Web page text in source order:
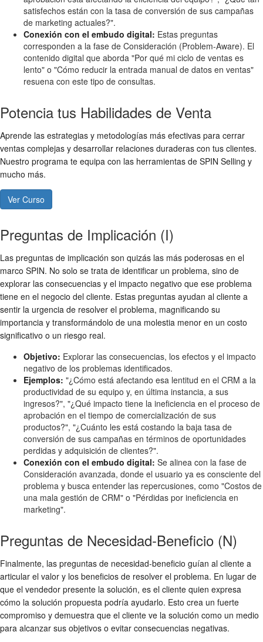
satisfechos están con la tasa de conversión de sus campañas
de marketing actuales?".
Conexión con el embudo digital: Estas preguntas
corresponden a la fase de Consideración (Problem-Aware). El
contenido digital que aborda "Por qué mi ciclo de ventas es
lento" o "Cómo reducir la entrada manual de datos en ventas"
resuena con este tipo de consultas.
Potencia tus Habilidades de Venta
Aprende las estrategias y metodologías más efectivas para cerrar
ventas complejas y desarrollar relaciones duraderas con tus clientes.
Nuestro programa te equipa con las herramientas de SPIN Selling y
mucho más.
Ver Curso
Preguntas de Implicación (I)
Las preguntas de implicación son quizás las más poderosas en el
marco SPIN. No solo se trata de identificar un problema, sino de
explorar las consecuencias y el impacto negativo que ese problema
tiene en el negocio del cliente. Estas preguntas ayudan al cliente a
sentir la urgencia de resolver el problema, magnificando su
importancia y transformándolo de una molestia menor en un costo
significativo o un riesgo real.
Objetivo: Explorar las consecuencias, los efectos y el impacto
negativo de los problemas identificados.
Ejemplos: "¿Cómo está afectando esa lentitud en el CRM a la
productividad de su equipo y, en última instancia, a sus
ingresos?", "¿Qué impacto tiene la ineficiencia en el proceso de
aprobación en el tiempo de comercialización de sus
productos?", "¿Cuánto les está costando la baja tasa de
conversión de sus campañas en términos de oportunidades
perdidas y adquisición de clientes?".
Conexión con el embudo digital: Se alinea con la fase de
Consideración avanzada, donde el usuario ya es consciente del
problema y busca entender las repercusiones, como "Costos de
una mala gestión de CRM" o "Pérdidas por ineficiencia en
marketing".
Preguntas de Necesidad-Beneficio (N)
Finalmente, las preguntas de necesidad-beneficio guían al cliente a
articular el valor y los beneficios de resolver el problema. En lugar de
que el vendedor presente la solución, es el cliente quien expresa
cómo la solución propuesta podría ayudarlo. Esto crea un fuerte
compromiso y demuestra que el cliente ve la solución como un medio
para alcanzar sus objetivos o evitar consecuencias negativas.